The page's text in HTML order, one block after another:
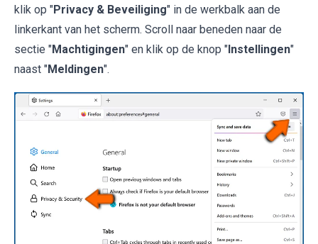
klik op "Privacy & Beveiliging" in de werkbalk aan de
linkerkant van het scherm. Scroll naar beneden naar de
sectie "Machtigingen" en klik op de knop "Instellingen"
naast "Meldingen".